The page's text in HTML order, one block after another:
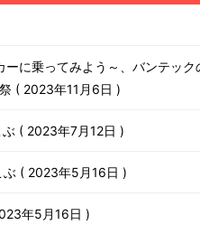
ーに乗ってみよう～、バンテック
2023年11月6日
2023年7月12日
ぶ 2023年5月16日
年5月16日